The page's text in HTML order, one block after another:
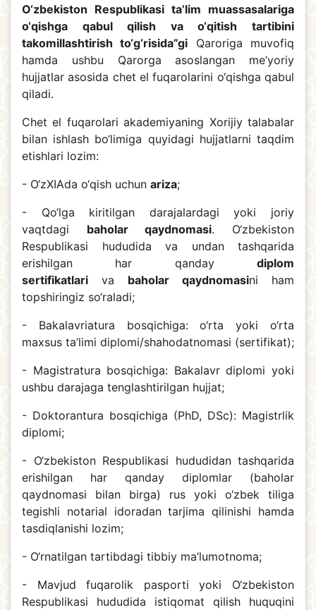
O‘zbekiston Respublikasi ta’lim muassasalariga
o‘qishga qabul qilish va o‘qitish tartibini
takomillashtirish to‘g‘risida”gi Qaroriga muvofiq
hamda ushbu Qarorga asoslangan me’yoriy
hujjatlar asosida chet el fuqarolarini o‘qishga qabul
qiladi.
Chet el fuqarolari akademiyaning Xorijiy talabalar
bilan ishlash bo‘limiga quyidagi hujjatlarni taqdim
etishlari lozim:
- O‘zXIAda o‘qish uchun ariza;
- Qo‘lga kiritilgan darajalardagi yoki joriy
vaqtdagi baholar qaydnomasi. O‘zbekiston
Respublikasi hududida va undan tashqarida
erishilgan har qanday diplom
sertifikatlari va baholar qaydnomasini ham
topshiringiz so‘raladi;
- Bakalavriatura bosqichiga: o‘rta yoki o‘rta
maxsus ta’limi diplomi/shahodatnomasi (sertifikat);
- Magistratura bosqichiga: Bakalavr diplomi yoki
ushbu darajaga tenglashtirilgan hujjat;
- Doktorantura bosqichiga (PhD, DSc): Magistrlik
diplomi;
- O‘zbekiston Respublikasi hududidan tashqarida
erishilgan har qanday diplomlar (baholar
qaydnomasi bilan birga) rus yoki o‘zbek tiliga
tegishli notarial idoradan tarjima qilinishi hamda
tasdiqlanishi lozim;
- O‘rnatilgan tartibdagi tibbiy ma’lumotnoma;
- Mavjud fuqarolik pasporti yoki O‘zbekiston
Respublikasi hududida istiqomat qilish huquqini